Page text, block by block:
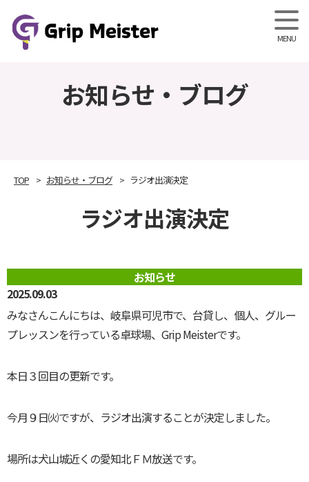
Grip
お知らせ・ブログ
TOP お知らせ・ブログ ラジオ出演決定
ラジオ出演決定
お知らせ
2025.09.03
みなさんこんにちは、岐阜県可児市で、台貸し、個人、グルー
プレッスンを行っている卓球場、Grip Meisterです。
本日３回目の更新です。
今月９日㈫ですが、ラジオ出演することが決定しました。
場所は犬山城近くの愛知北ＦＭ放送です。